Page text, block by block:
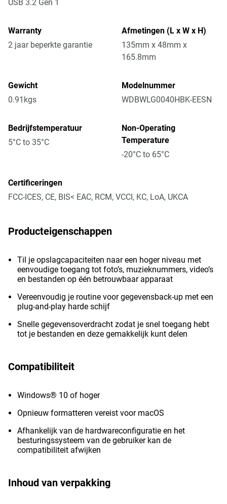
USB 3.2 Gen 1
Warranty
2 jaar beperkte garantie
Afmetingen (L x W x H)
135mm x 48mm x
165.8mm
Gewicht
0.91kgs
Modelnummer
WDBWLG0040HBK-EESN
Bedrijfstemperatuur
5°C to 35°C
Non-Operating
Temperature
-20°C to 65°C
Certificeringen
FCC-ICES, CE, BIS< EAC, RCM, VCCI, KC, LoA, UKCA
Producteigenschappen
Til je opslagcapaciteiten naar een hoger niveau met
eenvoudige toegang tot foto’s, muzieknummers, video’s
en bestanden op één betrouwbaar apparaat
Vereenvoudig je routine voor gegevensback-up met een
plug-and-play harde schijf
Snelle gegevensoverdracht zodat je snel toegang hebt
tot je bestanden en deze gemakkelijk kunt delen
Compatibiliteit
Windows® 10 of hoger
Opnieuw formatteren vereist voor macOS
Afhankelijk van de hardwareconfiguratie en het
besturingssysteem van de gebruiker kan de
compatibiliteit afwijken
Inhoud van verpakking